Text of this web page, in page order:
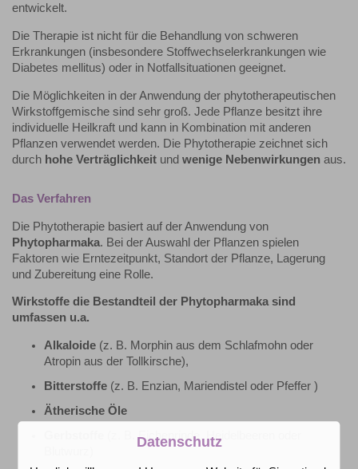
entwickelt.
Die Therapie ist nicht für die Behandlung von schweren
Erkrankungen (insbesondere Stoffwechselerkrankungen wie
Diabetes mellitus) oder in Notfallsituationen geeignet.
Die Möglichkeiten in der Anwendung der phytotherapeutischen
Wirkstoffgemische sind sehr groß. Jede Pflanze besitzt ihre
individuelle Heilkraft und kann in Kombination mit anderen
Pflanzen verwendet werden. Die Phytotherapie zeichnet sich
durch hohe Verträglichkeit und wenige Nebenwirkungen aus.
Das Verfahren
Die Phytotherapie basiert auf der Anwendung von
Phytopharmaka. Bei der Auswahl der Pflanzen spielen
Faktoren wie Erntezeitpunkt, Standort der Pflanze, Lagerung
und Zubereitung eine Rolle.
Wirkstoffe die Bestandteil der Phytopharmaka sind
umfassen u.a.
Alkaloide (z. B. Morphin aus dem Schlafmohn oder
Atropin aus der Tollkirsche),
Bitterstoffe (z. B. Enzian, Mariendistel oder Pfeffer )
Ätherische Öle
(z. B. Eichenrinde, Heidelbeeren oder
Datenschutz